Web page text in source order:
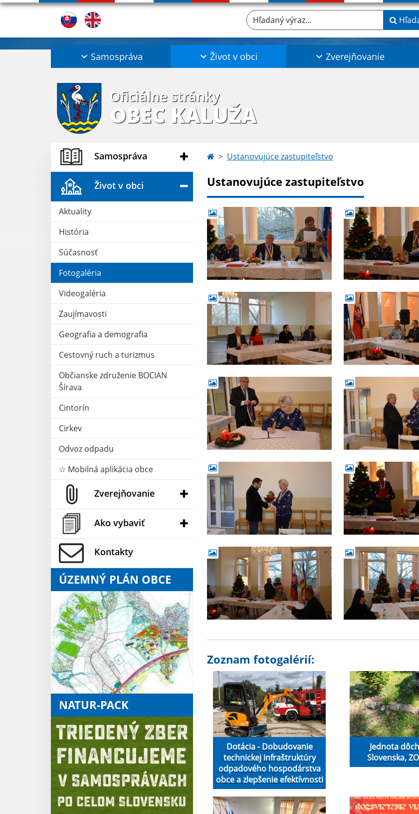
Hľadaný výraz...
Samospráva Život v obci Zverejňovanie
Oficiálne stránky
OBEC KALUŽA
Samospráva
Život v obci
Aktuality
História
Súčasnosť
Fotogaléria
Videogaléria
Zaujímavosti
Geografia a demografia
Cestovný ruch a turizmus
Občianske združenie BOCIAN
Šírava
Cintorín
Cirkev
Odvoz odpadu
☆ Mobilná aplikácia obce
Zverejňovanie
Ako vybaviť
Kontakty
ÚZEMNÝ PLÁN OBCE
NATUR-PACK
Ustanovujúce zastupiteľstvo
Ustanovujúce zastupiteľstvo
Zoznam fotogalérií:
Dotácia - Dobudovanie
technickej infraštruktúry
odpadového hospodárstva
obce a zlepšenie efektívnosti
Jednota
Slovenska,